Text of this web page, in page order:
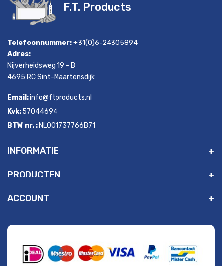
F.T. Products
Telefoonnummer:+31(0)6-24305894
Adres:
Nijverheidsweg 19 - B
4695 RC Sint-Maartensdijk
Email:info@ftproducts.nl
Kvk:57044694
BTW nr. : NL001737766B71
INFORMATIE
PRODUCTEN
ACCOUNT